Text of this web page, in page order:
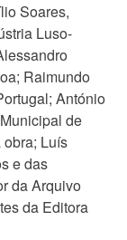
Soares,
Luso-
Raimundo
António
de
Luís
e das
da Arquivo
da Editora